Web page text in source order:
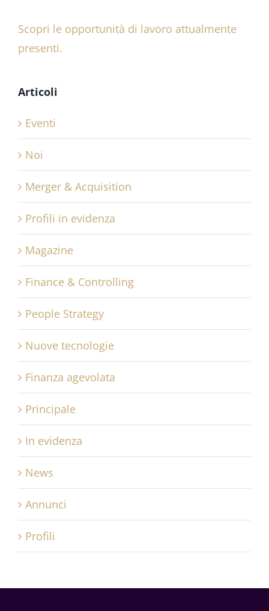
Scopri le opportunità di lavoro attualmente
presenti.
Articoli
Eventi
Noi
Merger & Acquisition
Profili in evidenza
Magazine
Finance & Controlling
People Strategy
Nuove tecnologie
Finanza agevolata
Principale
In evidenza
News
Annunci
Profili